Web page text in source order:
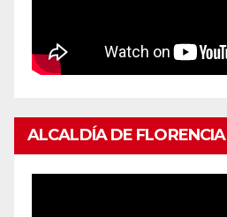
ALCALDÍA DE FLORENCIA